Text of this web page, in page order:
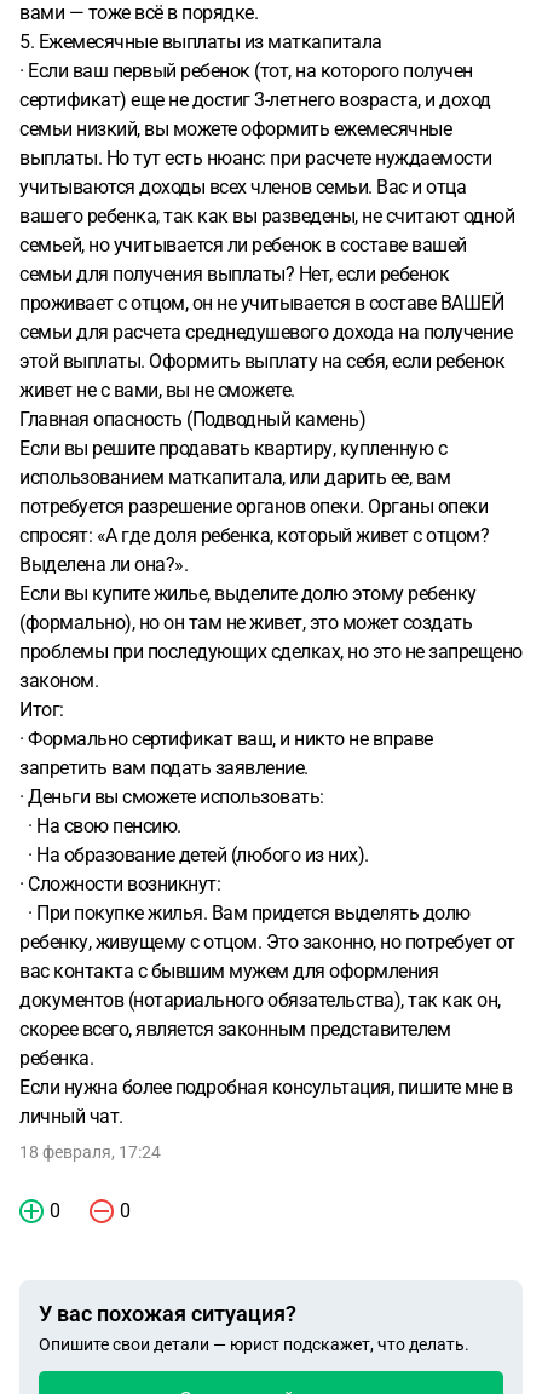
вами — тоже всё в порядке.
5. Ежемесячные выплаты из маткапитала
· Если ваш первый ребенок (тот, на которого получен
сертификат) еще не достиг 3-летнего возраста, и доход
семьи низкий, вы можете оформить ежемесячные
выплаты. Но тут есть нюанс: при расчете нуждаемости
учитываются доходы всех членов семьи. Вас и отца
вашего ребенка, так как вы разведены, не считают одной
семьей, но учитывается ли ребенок в составе вашей
семьи для получения выплаты? Нет, если ребенок
проживает с отцом, он не учитывается в составе ВАШЕЙ
семьи для расчета среднедушевого дохода на получение
этой выплаты. Оформить выплату на себя, если ребенок
живет не с вами, вы не сможете.
Главная опасность (Подводный камень)
Если вы решите продавать квартиру, купленную с
использованием маткапитала, или дарить ее, вам
потребуется разрешение органов опеки. Органы опеки
спросят: «А где доля ребенка, который живет с отцом?
Выделена ли она?».
Если вы купите жилье, выделите долю этому ребенку
(формально), но он там не живет, это может создать
проблемы при последующих сделках, но это не запрещено
законом.
Итог:
· Формально сертификат ваш, и никто не вправе
запретить вам подать заявление.
· Деньги вы сможете использовать:
· На свою пенсию.
· На образование детей (любого из них).
· Сложности возникнут:
· При покупке жилья. Вам придется выделять долю
ребенку, живущему с отцом. Это законно, но потребует от
вас контакта с бывшим мужем для оформления
документов (нотариального обязательства), так как он,
скорее всего, является законным представителем
ребенка.
Если нужна более подробная консультация, пишите мне в
личный чат.
18 февраля, 17:24
0 0
У вас похожая ситуация?
Опишите свои детали — юрист подскажет, что делать.